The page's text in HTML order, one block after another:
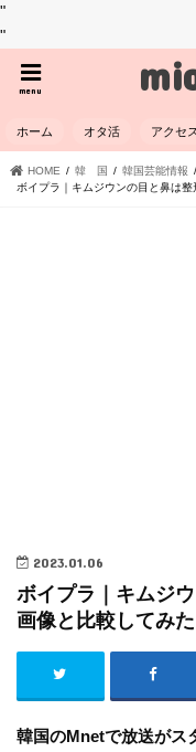
"
"
menu
ホーム オタ活 アクセ
HOME 韓 国 韓国芸能情報
ボイプラ｜キムジウンの目と鼻は
2023.01.06
ボイプラ｜キムジ
画像と比較してみた
韓国のMnetで放送がス